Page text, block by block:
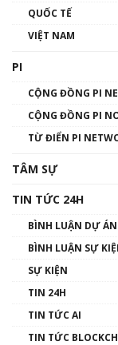
QUỐC TẾ
VIỆT NAM
PI
CỘNG ĐỒNG PI
CỘNG ĐỒNG PI
TỪ ĐIỂN PI
TÂM SỰ
TIN TỨC 24H
BÌNH LUẬN DỰ ÁN
BÌNH LUẬN SỰ
SỰ KIỆN
TIN 24H
TIN TỨC AI
TIN TỨC